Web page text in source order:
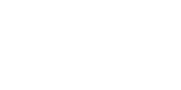
kleurig, Maat: XS